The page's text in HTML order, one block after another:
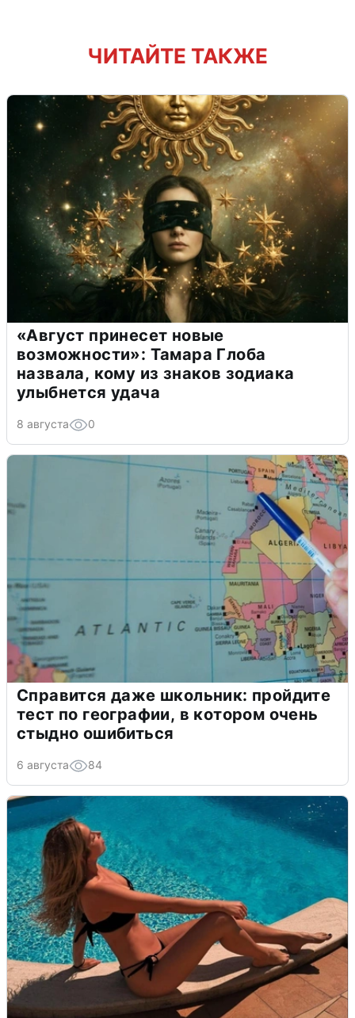
ЧИТАЙТЕ ТАКЖЕ
«Август принесет новые
возможности»: Тамара Глоба
назвала, кому из знаков зодиака
улыбнется удача
8 августа 0
Справится даже школьник: пройдите
тест по географии, в котором очень
стыдно ошибиться
6 августа 84